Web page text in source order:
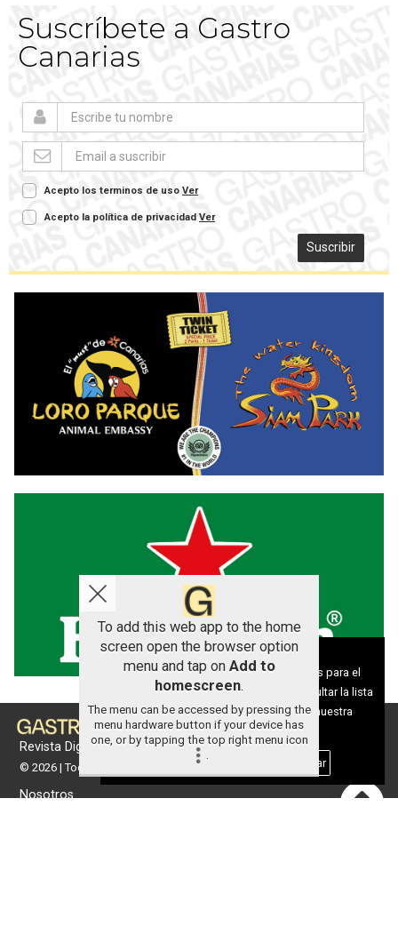
Suscríbete a Gastro
Canarias
Acepto los terminos de uso Ver
Acepto la política de privacidad Ver
Suscribir
Revista Digital de gastronomía
© 2026 | Todos los derechos reservados
Nosotros
To add this web app to the home
screen open the browser option
menu and tap on Add to
homescreen.
The menu can be accessed by pressing the
menu hardware button if your device has
one, or by tapping the top right menu icon
.
Aviso sobre el Uso de cookies:
Utilizamos cookies nuestras y de terceros para el
funcionamiento del digital. Puedes consultar la lista
de cookies y como desconectarlas. Ver nuestra
Política de Privacidad y Cookies
Aceptar Cookies Personalizar